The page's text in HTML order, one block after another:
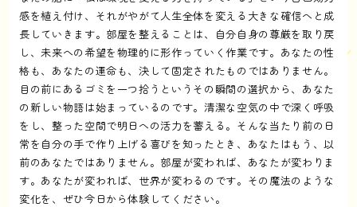
感を植え付け、それがやがて人生全体を変える大きな確信へと成
長していきます。部屋を整えることは、自分自身の尊厳を取り戻
し、未来への希望を物理的に形作っていく作業です。あなたの性
格も、あなたの運命も、決して固定されたものではありません。
目の前にあるゴミを一つ拾うというその瞬間の選択から、あなた
の新しい物語は始まっているのです。清潔な空気の中で深く呼吸
をし、整った空間で明日への活力を蓄える。そんな当たり前の日
常を自分の手で作り上げる喜びを知ったとき、あなたはもう、以
前のあなたではありません。部屋が変われば、あなたが変わりま
す。あなたが変われば、世界が変わるのです。その魔法のような
変化を、ぜひ今日から体験してください。